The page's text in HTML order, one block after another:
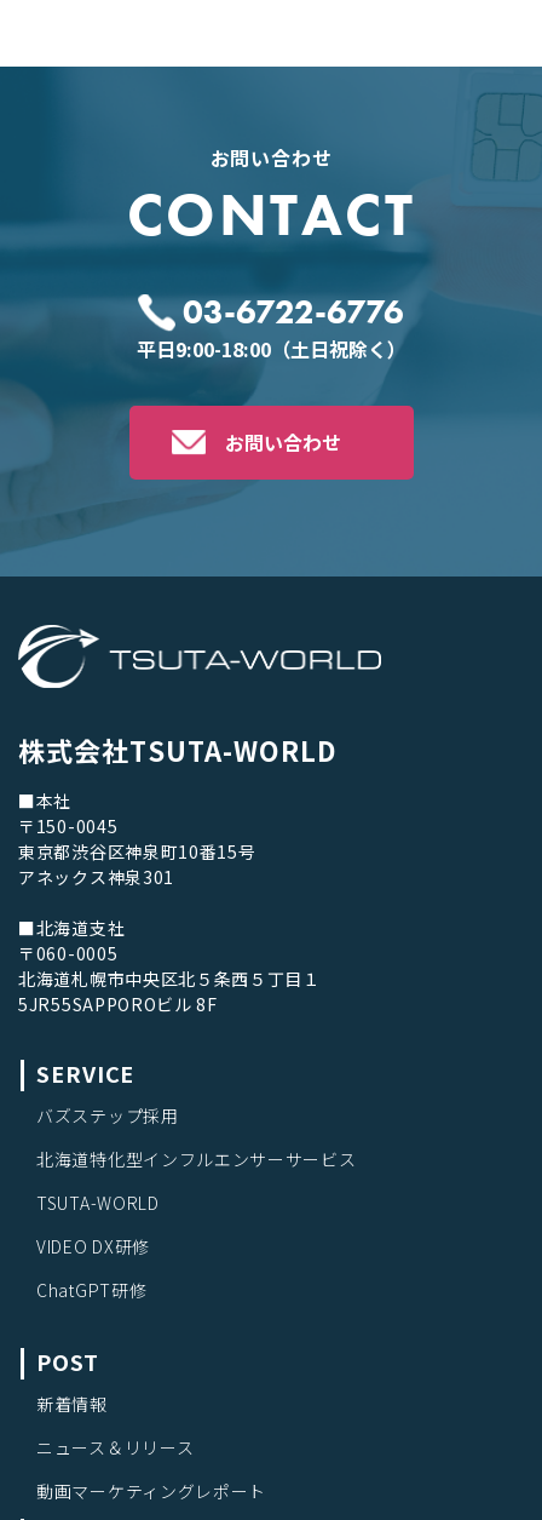
お問い合わせ
CONTACT
03-6722-6776
平日9:00-18:00（土日祝除く）
お問い合わせ
株式会社TSUTA-WORLD
■本社
〒150-0045
東京都渋谷区神泉町10番15号
アネックス神泉301
■北海道支社
〒060-0005
北海道札幌市中央区北５条西５丁目１
5JR55SAPPOROビル 8F
SERVICE
バズステップ採用
北海道特化型インフルエンサーサービス
TSUTA-WORLD
VIDEO DX研修
ChatGPT研修
POST
新着情報
ニュース＆リリース
動画マーケティングレポート